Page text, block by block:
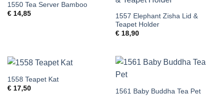
1550 Tea Server Bamboo
€14,85
1557 Elephant Zisha Lid &
Teapet Holder
€18,90
1558 Teapet Kat
€17,50
1561 Baby Buddha Tea Pet